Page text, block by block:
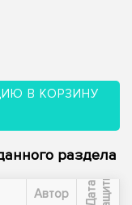
В КОРЗИНУ
раздела
Автор Д
а
т
а
з
а
щ
и
т ы